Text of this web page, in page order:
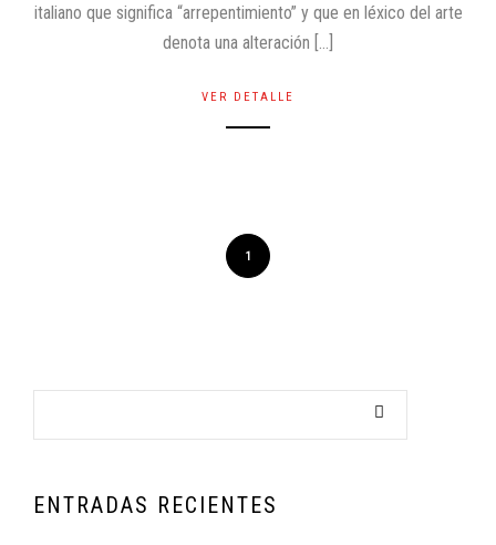
italiano que significa “arrepentimiento” y que en léxico del arte
denota una alteración […]
VER DETALLE
1
ENTRADAS RECIENTES